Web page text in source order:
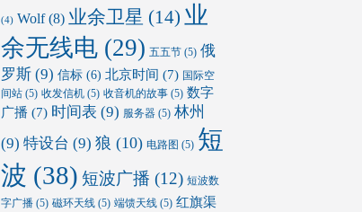
(4) Wolf(8) 业余卫星 (14) 业
余无线电(29) 五五节(5) 俄
罗斯(9) 信标(6) 北京时间 (7) 国际空
间站(5) 收发信机(5) 收音机的故事(5) 数字
广播 (7) 时间表 (9) 服务器(5) 林州
(9) 特设台 (9) 狼 (10) 电路图 (5) 短
波 (38) 短波广播 (12) 短波数
字广播(5) 磁环天线(5) 端馈天线(5) 红旗渠